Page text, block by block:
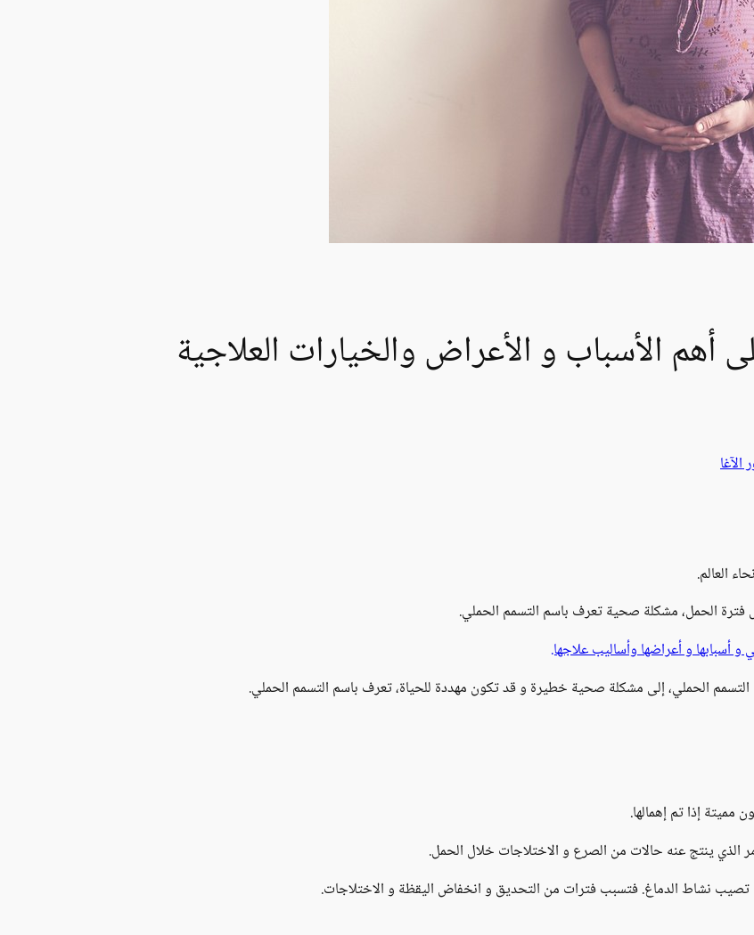
الأسباب و الأعراض والخيارات العلاجية
الآغا
العالم.
فترة الحمل، مشكلة صحية تعرف باسم التسمم الحملي.
أسبابها و أعراضها وأساليب علاجها.
الحملي، إلى مشكلة صحية خطيرة و قد تكون مهددة للحياة، تعرف باسم التسمم الحملي.
إذا تم إهمالها.
الذي ينتج عنه حالات من الصرع و الاختلاجات خلال الحمل.
نشاط الدماغ. فتسبب فترات من التحديق و انخفاض اليقظة و الاختلاجات.